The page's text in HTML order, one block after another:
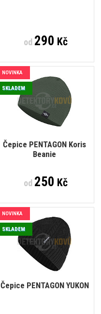
od290 Kč
Čepice PENTAGON Koris
Beanie
NOVINKA
SKLADEM
od250 Kč
Čepice PENTAGON YUKON
NOVINKA
SKLADEM